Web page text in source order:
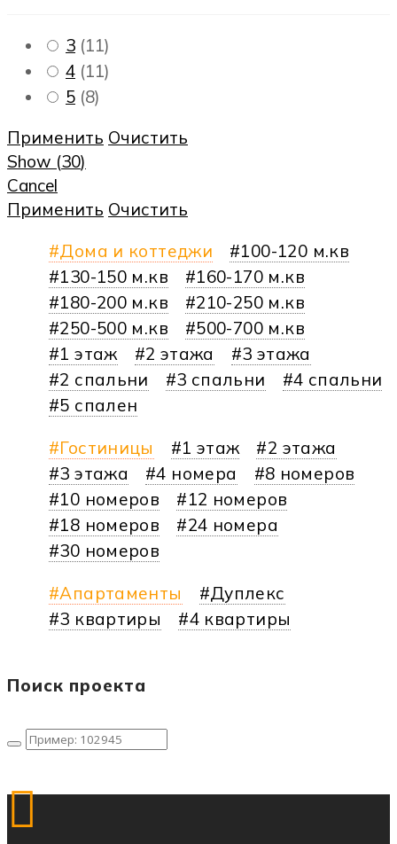
3 (11)
4 (11)
5 (8)
Применить Очистить
Show (30)
Cancel
Применить Очистить
Дома и коттеджи
100-120 м.кв
130-150 м.кв
160-170 м.кв
180-200 м.кв
210-250 м.кв
250-500 м.кв
500-700 м.кв
1 этаж
2 этажа
3 этажа
2 спальни
3 спальни
4 спальни
5 спален
Гостиницы
1 этаж
2 этажа
3 этажа
4 номера
8 номеров
10 номеров
12 номеров
18 номеров
24 номера
30 номеров
Апартаменты
Дуплекс
3 квартиры
4 квартиры
Поиск проекта